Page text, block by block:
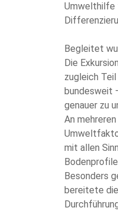
Umwelthilfe
Begleitet
Die
zugleich
bundesweit
genauer zu
An
mit allen
Besonders
bereitete